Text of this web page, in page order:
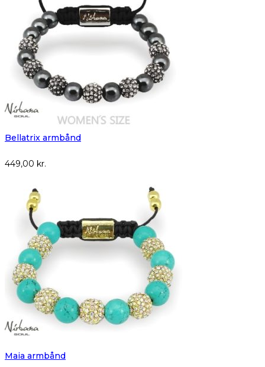
Bellatrix armbånd
449,00 kr.
Maia armbånd